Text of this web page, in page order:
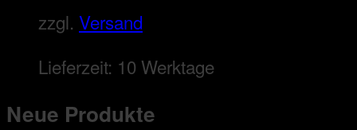
zzgl. Versand
Lieferzeit: 10 Werktage
Neue Produkte